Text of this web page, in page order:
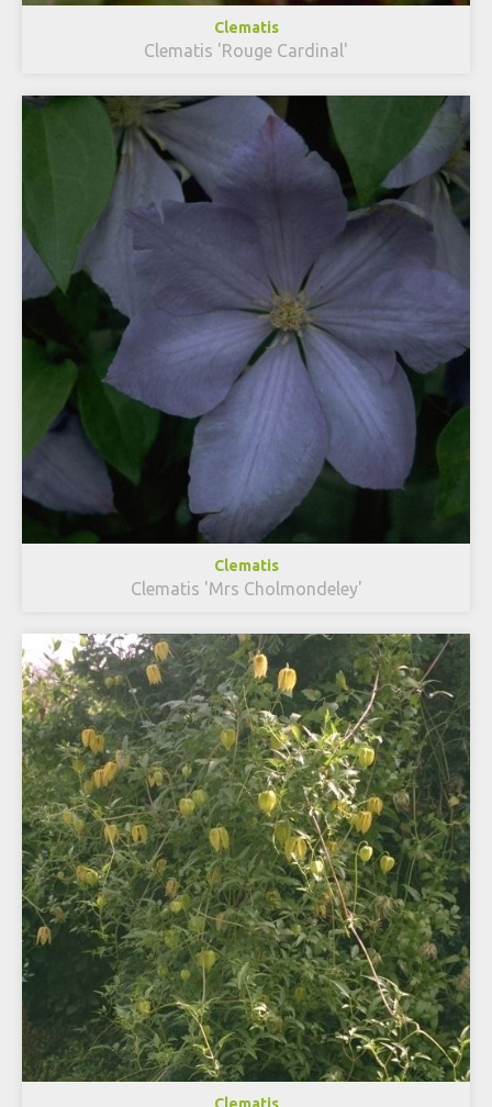
Clematis
Clematis 'Rouge Cardinal'
Clematis
Clematis 'Mrs Cholmondeley'